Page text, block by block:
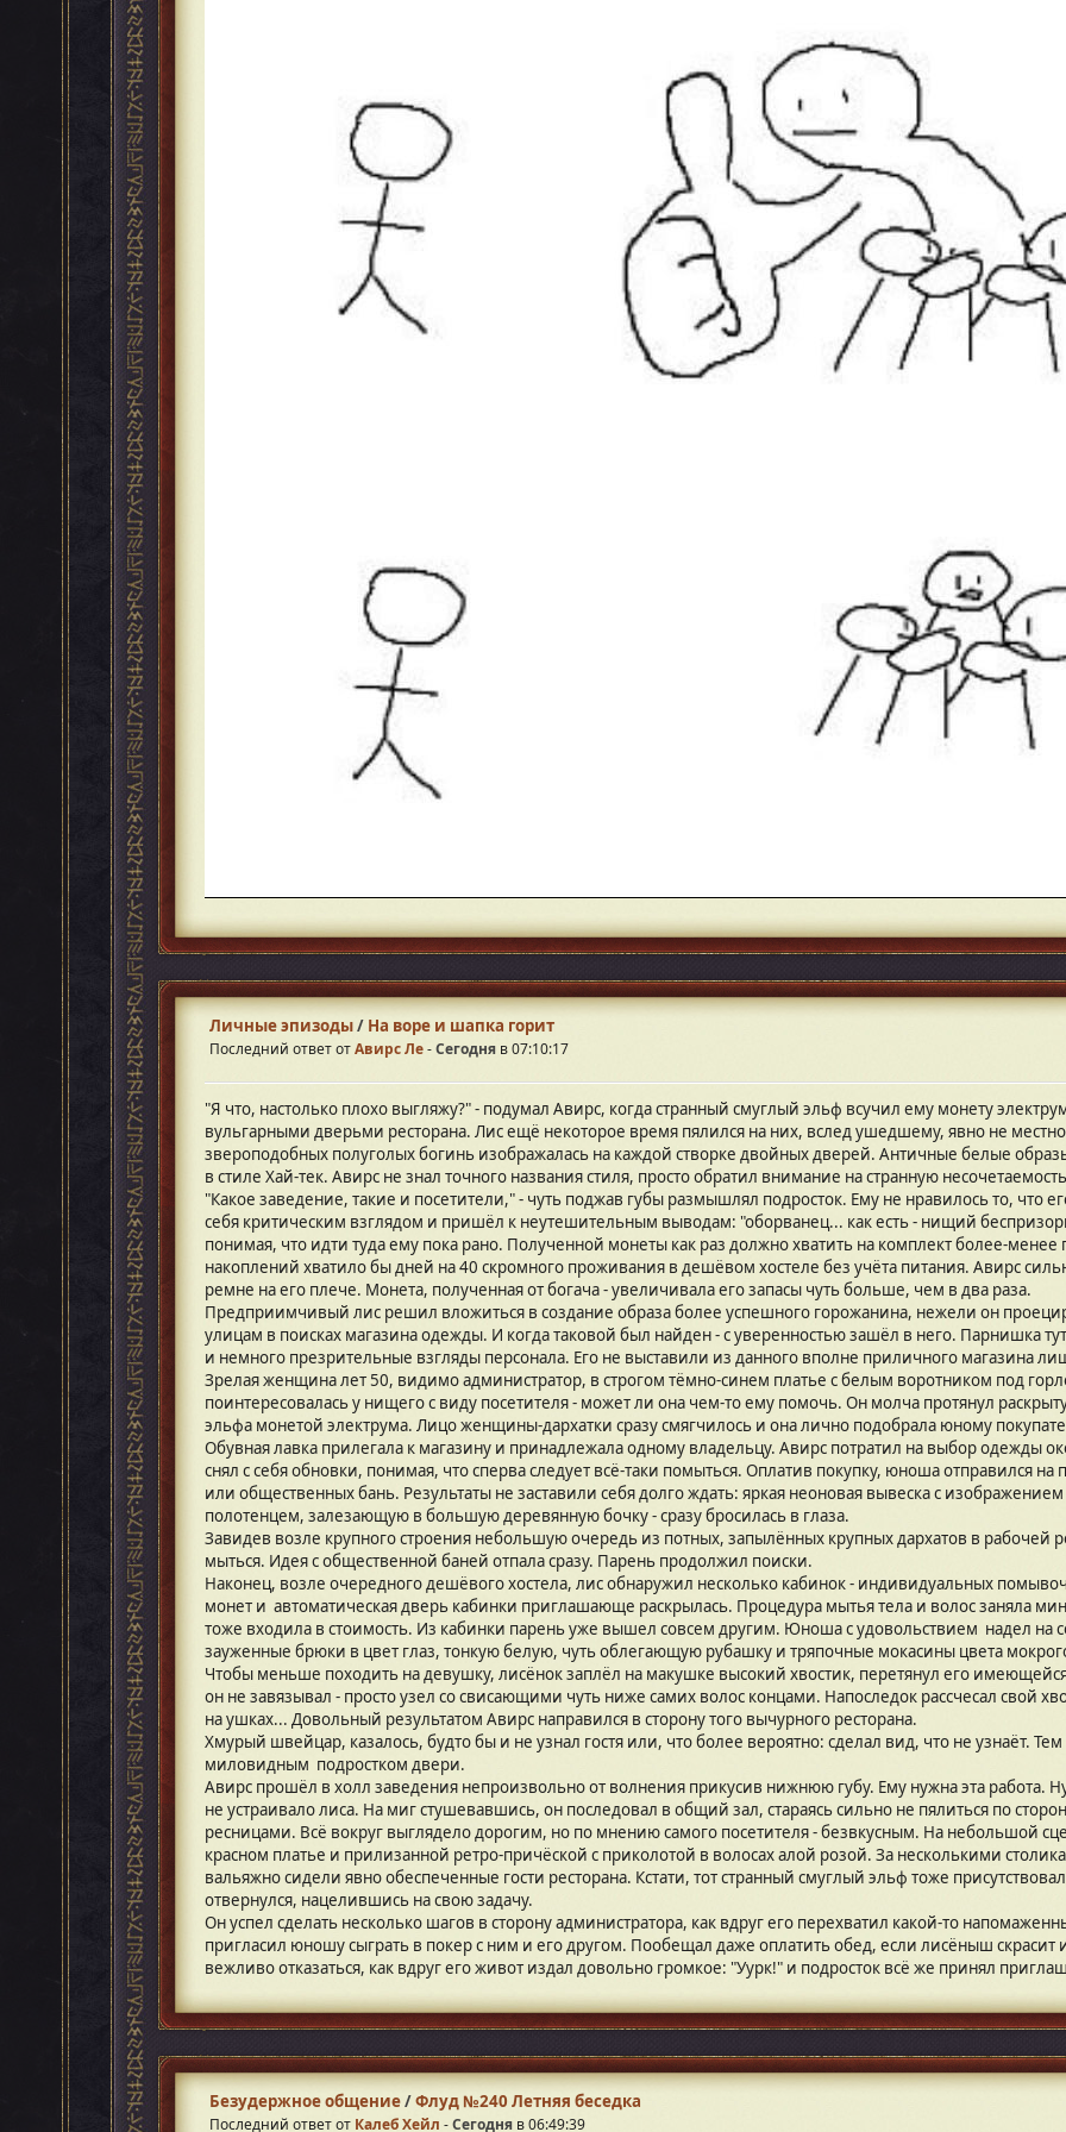
Личные эпизоды/ На воре и шапка горит
Последний ответ отАвирс Ле-Сегодня в 07:10:17
"Я что, настолько плохо выгляжу?" - подумал Авирс, когда странный смуглый эльф всучил ему монету
вульгарными дверьми ресторана. Лис ещё некоторое время пялился на них, вслед ушедшему, явно не
звероподобных полуголых богинь изображалась на каждой створке двойных дверей. Античные белые
в стиле Хай-тек. Авирс не знал точного названия стиля, просто обратил внимание на странную
"Какое заведение, такие и посетители," - чуть поджав губы размышлял подросток. Ему не нравилось то, что
себя критическим взглядом и пришёл к неутешительным выводам: "оборванец... как есть - нищий
понимая, что идти туда ему пока рано. Полученной монеты как раз должно хватить на комплект более-
накоплений хватило бы дней на 40 скромного проживания в дешёвом хостеле без учёта питания. Авирс
ремне на его плече. Монета, полученная от богача - увеличивала его запасы чуть больше, чем в два раза.
Предприимчивый лис решил вложиться в создание образа более успешного горожанина, нежели он
улицам в поисках магазина одежды. И когда таковой был найден - с уверенностью зашёл в него. Парнишка
и немного презрительные взгляды персонала. Его не выставили из данного вполне приличного магазина
Зрелая женщина лет 50, видимо администратор, в строгом тёмно-синем платье с белым воротником под
поинтересовалась у нищего с виду посетителя - может ли она чем-то ему помочь. Он молча протянул
эльфа монетой электрума. Лицо женщины-дархатки сразу смягчилось и она лично подобрала юному
Обувная лавка прилегала к магазину и принадлежала одному владельцу. Авирс потратил на выбор одежды
снял с себя обновки, понимая, что сперва следует всё-таки помыться. Оплатив покупку, юноша отправился
или общественных бань. Результаты не заставили себя долго ждать: яркая неоновая вывеска с
полотенцем, залезающую в большую деревянную бочку - сразу бросилась в глаза.
Завидев возле крупного строения небольшую очередь из потных, запылённых крупных дархатов в рабочей
мыться. Идея с общественной баней отпала сразу. Парень продолжил поиски.
Наконец, возле очередного дешёвого хостела, лис обнаружил несколько кабинок - индивидуальных
монет и автоматическая дверь кабинки приглашающе раскрылась. Процедура мытья тела и волос заняла
тоже входила в стоимость. Из кабинки парень уже вышел совсем другим. Юноша с удовольствием надел на
зауженные брюки в цвет глаз, тонкую белую, чуть облегающую рубашку и тряпочные мокасины цвета
Чтобы меньше походить на девушку, лисёнок заплёл на макушке высокий хвостик, перетянул его
он не завязывал - просто узел со свисающими чуть ниже самих волос концами. Напоследок рассчесал свой
на ушках... Довольный результатом Авирс направился в сторону того вычурного ресторана.
Хмурый швейцар, казалось, будто бы и не узнал гостя или, что более вероятно: сделал вид, что не узнаёт.
миловидным подростком двери.
Авирс прошёл в холл заведения непроизвольно от волнения прикусив нижнюю губу. Ему нужна эта
не устраивало лиса. На миг стушевавшись, он последовал в общий зал, стараясь сильно не пялиться по
ресницами. Всё вокруг выглядело дорогим, но по мнению самого посетителя - безвкусным. На небольшой
красном платье и прилизанной ретро-причёской с приколотой в волосах алой розой. За несколькими
вальяжно сидели явно обеспеченные гости ресторана. Кстати, тот странный смуглый эльф тоже
отвернулся, нацелившись на свою задачу.
Он успел сделать несколько шагов в сторону администратора, как вдруг его перехватил какой-то
пригласил юношу сыграть в покер с ним и его другом. Пообещал даже оплатить обед, если лисёныш
вежливо отказаться, как вдруг его живот издал довольно громкое: "Уурк!" и подросток всё же принял
Безудержное общение/Флуд №240 Летняя беседка
Последний ответ от Калеб Хейл -Сегодня в 06:49:39